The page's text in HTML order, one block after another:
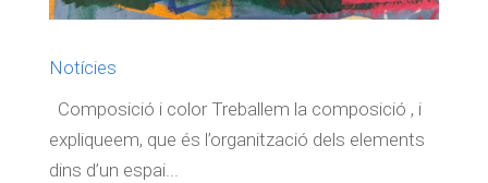
Notícies
Composició i color Treballem la composició , i
expliqueem, que és l’organització dels elements
dins d’un espai...